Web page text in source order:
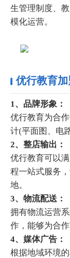
生管理制度、
模化运营。
优行教育
1、品牌形象：
优行教育为合
计(平面图、电
2、整店输出：
优行教育可以
程一站式服务
地。
3、物流配送：
拥有物流运营
作，能够为合
4、媒体广告：
根据地域环境